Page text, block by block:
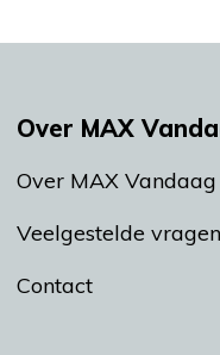
Over MAX
Over MAX Vandaag
Veelgestelde vragen
Contact